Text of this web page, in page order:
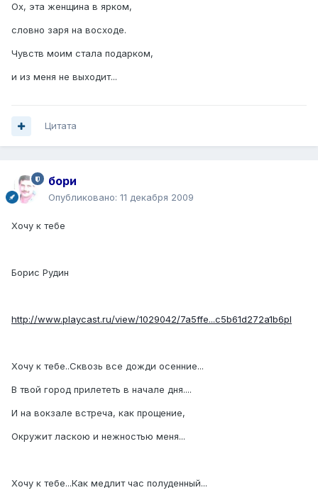
Ох, эта женщина в ярком,
словно заря на восходе.
Чувств моим стала подарком,
и из меня не выходит...
Цитата
бори
Опубликовано: 11 декабря 2009
Хочу к тебе
Борис Рудин
http://www.playcast.ru/view/1029042/7a5ffe...c5b61d272a1b6pl
Хочу к тебе..Сквозь все дожди осенние...
В твой город прилететь в начале дня....
И на вокзале встреча, как прощение,
Окружит ласкою и нежностью меня...
Хочу к тебе...Как медлит час полуденный...